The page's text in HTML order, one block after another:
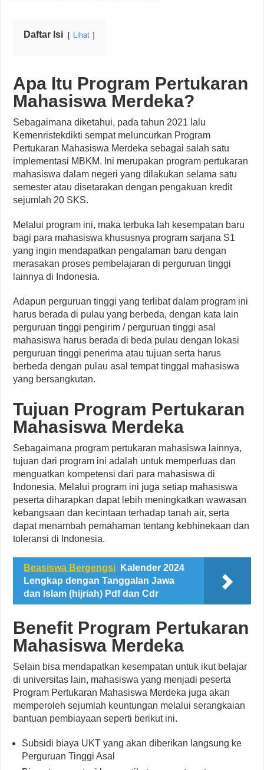
Daftar Isi Lihat
Apa Itu Program Pertukaran
Mahasiswa Merdeka?
Sebagaimana diketahui, pada tahun 2021 lalu
Kemenristekdikti sempat meluncurkan Program
Pertukaran Mahasiswa Merdeka sebagai salah satu
implementasi MBKM. Ini merupakan program pertukaran
mahasiswa dalam negeri yang dilakukan selama satu
semester atau disetarakan dengan pengakuan kredit
sejumlah 20 SKS.
Melalui program ini, maka terbuka lah kesempatan baru
bagi para mahasiswa khususnya program sarjana S1
yang ingin mendapatkan pengalaman baru dengan
merasakan proses pembelajaran di perguruan tinggi
lainnya di Indonesia.
Adapun perguruan tinggi yang terlibat dalam program ini
harus berada di pulau yang berbeda, dengan kata lain
perguruan tinggi pengirim / perguruan tinggi asal
mahasiswa harus berada di beda pulau dengan lokasi
perguruan tinggi penerima atau tujuan serta harus
berbeda dengan pulau asal tempat tinggal mahasiswa
yang bersangkutan.
Tujuan Program Pertukaran
Mahasiswa Merdeka
Sebagaimana program pertukaran mahasiswa lainnya,
tujuan dari program ini adalah untuk memperluas dan
menguatkan kompetensi dari para mahasiswa di
Indonesia. Melalui program ini juga setiap mahasiswa
peserta diharapkan dapat lebih meningkatkan wawasan
kebangsaan dan kecintaan terhadap tanah air, serta
dapat menambah pemahaman tentang kebhinekaan dan
toleransi di Indonesia.
Beasiswa Bergengsi
Kalender 2024
Lengkap dengan Tanggalan Jawa
dan Islam (hijriah) Pdf dan Cdr
Benefit Program Pertukaran
Mahasiswa Merdeka
Selain bisa mendapatkan kesempatan untuk ikut belajar
di universitas lain, mahasiswa yang menjadi peserta
Program Pertukaran Mahasiswa Merdeka juga akan
memperoleh sejumlah keuntungan melalui serangkaian
bantuan pembiayaan seperti berikut ini.
Subsidi biaya UKT yang akan diberikan langsung ke
Perguruan Tinggi Asal